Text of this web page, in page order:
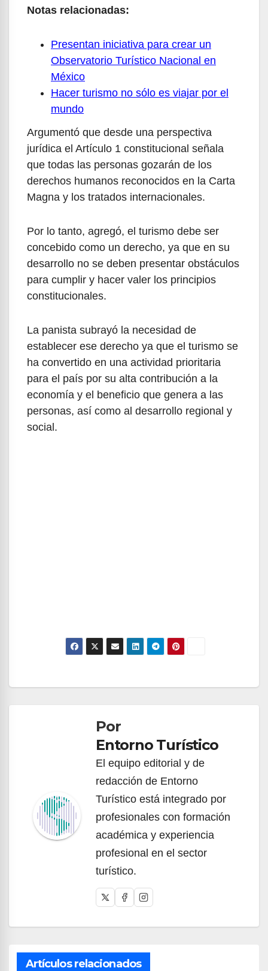
Notas relacionadas:
Presentan iniciativa para crear un
Observatorio Turístico Nacional en
México
Hacer turismo no sólo es viajar por el
mundo
Argumentó que desde una perspectiva
jurídica el Artículo 1 constitucional señala
que todas las personas gozarán de los
derechos humanos reconocidos en la Carta
Magna y los tratados internacionales.
Por lo tanto, agregó, el turismo debe ser
concebido como un derecho, ya que en su
desarrollo no se deben presentar obstáculos
para cumplir y hacer valer los principios
constitucionales.
La panista subrayó la necesidad de
establecer ese derecho ya que el turismo se
ha convertido en una actividad prioritaria
para el país por su alta contribución a la
economía y el beneficio que genera a las
personas, así como al desarrollo regional y
social.
Navegación
entradasPor
Entorno Turístico
El equipo editorial y de
redacción de Entorno
Turístico está integrado por
profesionales con formación
académica y experiencia
profesional en el sector
turístico.
Artículos relacionados